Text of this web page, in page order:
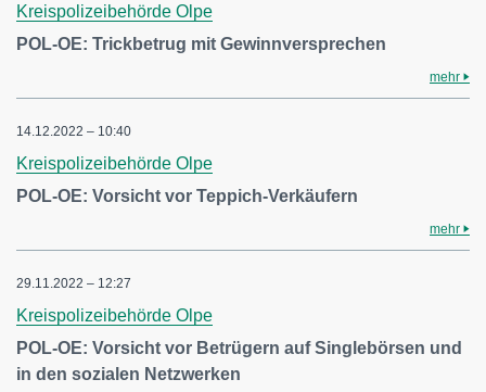
Kreispolizeibehörde Olpe
POL-OE: Trickbetrug mit Gewinnversprechen
mehr
14.12.2022 – 10:40
Kreispolizeibehörde Olpe
POL-OE: Vorsicht vor Teppich-Verkäufern
mehr
29.11.2022 – 12:27
Kreispolizeibehörde Olpe
POL-OE: Vorsicht vor Betrügern auf Singlebörsen und
in den sozialen Netzwerken